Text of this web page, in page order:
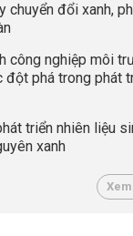
chuyển đổi xanh,
công nghiệp môi
đột phá trong phát
triển nhiên liệu
xanh